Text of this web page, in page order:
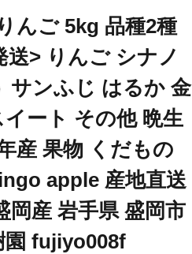
んご 5kg 品種2種
送> りんご シナノ
サンふじ はるか 金
ート その他 晩生
産 果物 くだもの
apple 産地直送
岡産 岩手県 盛岡市
園 fujiyo008f